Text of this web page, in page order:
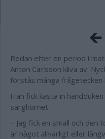
Redan efter en period i
Anton Carlsson kliva av.
förstås många frågetecken
Han fick kasta in
sarghörnet.
– Jag fick en smäll och den
är något allvarligt eller